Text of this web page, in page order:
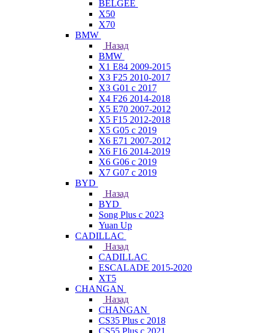
BELGEE
X50
X70
BMW
Назад
BMW
X1 E84 2009-2015
X3 F25 2010-2017
X3 G01 с 2017
X4 F26 2014-2018
X5 E70 2007-2012
X5 F15 2012-2018
X5 G05 с 2019
X6 E71 2007-2012
X6 F16 2014-2019
X6 G06 с 2019
X7 G07 с 2019
BYD
Назад
BYD
Song Plus с 2023
Yuan Up
CADILLAC
Назад
CADILLAC
ESСALADE 2015-2020
XT5
CHANGAN
Назад
CHANGAN
CS35 Plus с 2018
CS55 Plus с 2021